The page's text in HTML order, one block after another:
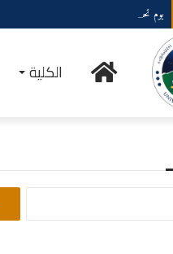
يوم تحسيسي حول مخاطر التدخين والتبغ
الرئيسيةالكلية
البحث